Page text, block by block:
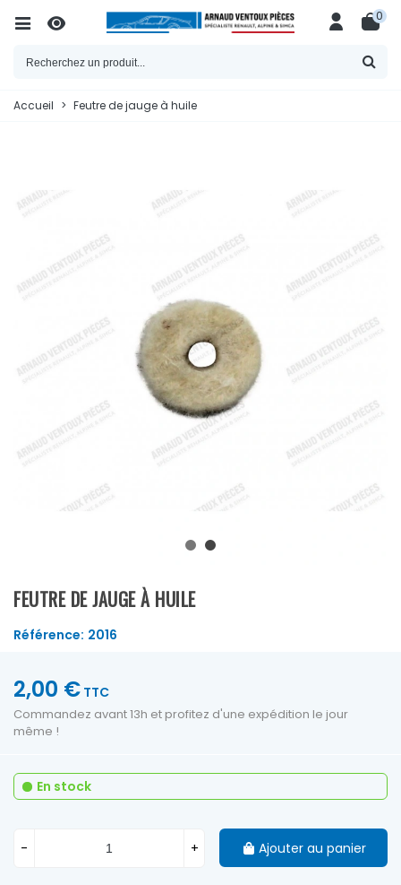
0
Accueil > Feutre de jauge à huile
FEUTRE DE JAUGE À HUILE
Référence: 2016
2,00 € TTC
Commandez avant 13h et profitez d'une expédition le jour
même !
En stock
- + Ajouter au panier